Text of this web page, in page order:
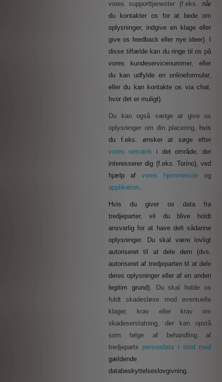
vores supporttjenester (f.eks. når
du kontakter os for at bede om
oplysninger, indgive en klage eller
give os feedback eller nye ideer). I
disse tilfælde kan du ringe til os på
vores kundeservicenummer, eller
du kan udfylde en onlineformular,
eller du kan kontakte os via chat,
hvor det er muligt).
Du kan også vælge at give os
oplysninger om din placering, hvis
du f.eks. ønsker at søge efter
vores netværk i det område, der
interesserer dig (f.eks. Torino), ved
hjælp af vores hjemmeside og
applikation.
Hvis du giver os data fra
tredjeparter, vil du blive holdt
ansvarlig for at have delt sådanne
oplysninger. Du skal være lovligt
autoriseret til at dele dem (dvs.
autoriseret af tredjeparten til at dele
deres oplysninger eller af en anden
legitim grund).
Du skal holde os
fuldt skadesløse mod eventuelle
klager, krav eller krav om
skadeserstatning, der kan opstå
som følge af behandling af
tredjeparts persondata i strid med
gældende
databeskyttelseslovgivning.